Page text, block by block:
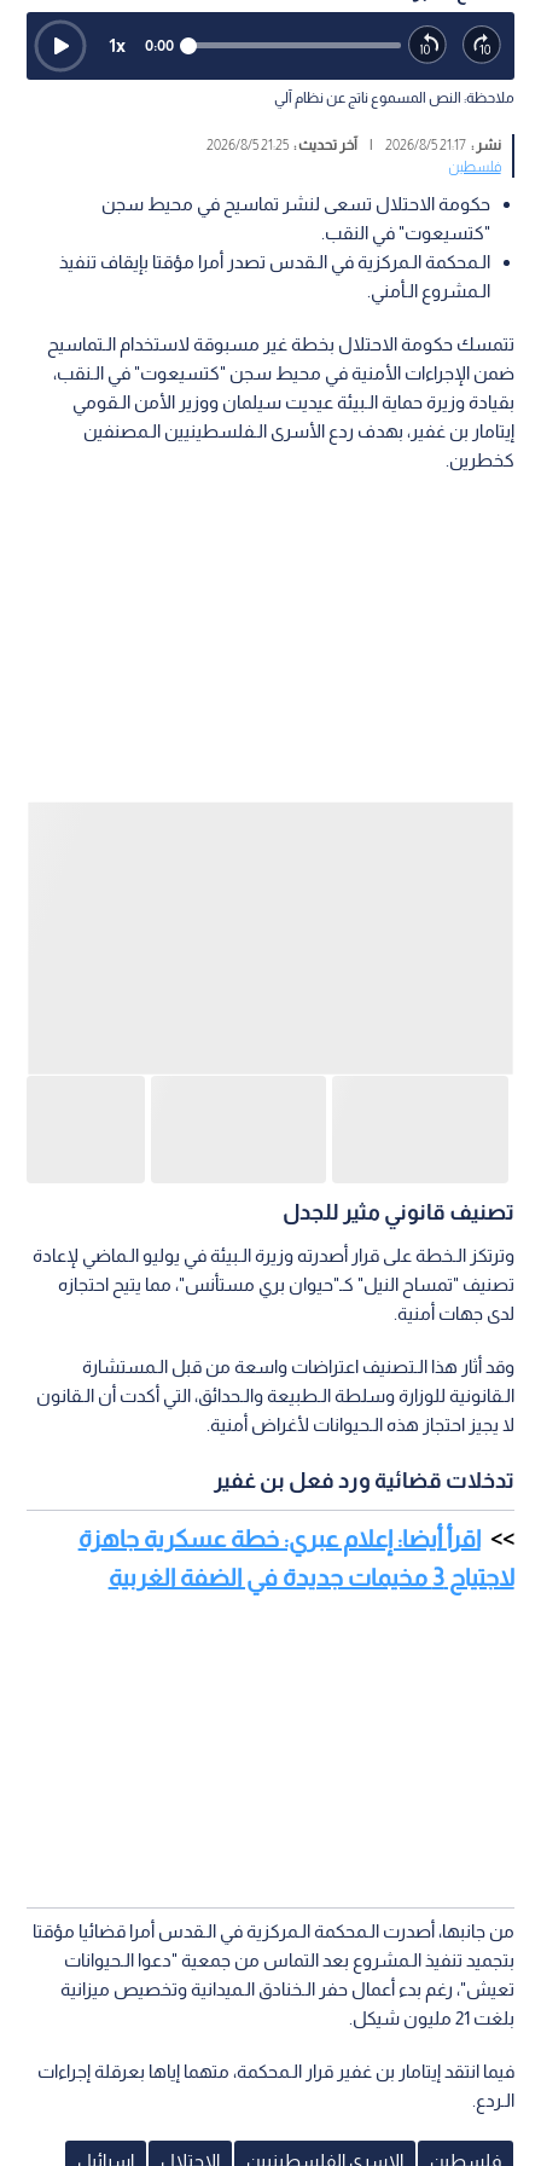
0:00
1x
ملاحظة: النص المسموع ناتج عن نظام آلي
نشر :21:17 2026/8/5
| آخر تحديث :21:25 2026/8/5
فلسطين
حكومة الاحتلال تسعى لنشر تماسيح في محيط سجن
"كتسيعوت" في النقب.
الـمحكمة الـمركزية في الـقدس تصدر أمرا مؤقتا بإيقاف تنفيذ
الـمشروع الـأمني.
تتمسك حكومة الاحتلال بخطة غير مسبوقة لاستخدام الـتماسيح
ضمن الإجراءات الأمنية في محيط سجن "كتسيعوت" في الـنقب،
بقيادة وزيرة حماية الـبيئة عيديت سيلمان ووزير الأمن الـقومي
إيتامار بن غفير، بهدف ردع الأسرى الـفلسطينيين الـمصنفين
كخطرين.
تصنيف قانوني مثير للجدل
وترتكز الـخطة على قرار أصدرته وزيرة الـبيئة في يوليو الـماضي لإعادة
تصنيف "تمساح النيل" كـ"حيوان بري مستأنس"، مما يتيح احتجازه
لدى جهات أمنية.
وقد أثار هذا الـتصنيف اعتراضات واسعة من قبل الـمستشارة
الـقانونية للوزارة وسلطة الـطبيعة والـحدائق، التي أكدت أن الـقانون
لا يجيز احتجاز هذه الـحيوانات لأغراض أمنية.
تدخلات قضائية ورد فعل بن غفير
اقرأ أيضا: إعلام عبري: خطة عسكرية جاهزة
لاجتياح 3 مخيمات جديدة في الضفة الغربية
من جانبها، أصدرت الـمحكمة الـمركزية في الـقدس أمرا قضائيا مؤقتا
بتجميد تنفيذ الـمشروع بعد التماس من جمعية "دعوا الـحيوانات
تعيش"، رغم بدء أعمال حفر الـخنادق الـميدانية وتخصيص ميزانية
بلغت 21 مليون شيكل.
فيما انتقد إيتامار بن غفير قرار الـمحكمة، متهما إياها بعرقلة إجراءات
الـردع.
فلسطين الاسرى الفلسطينيين الاحتلال إسرائيل